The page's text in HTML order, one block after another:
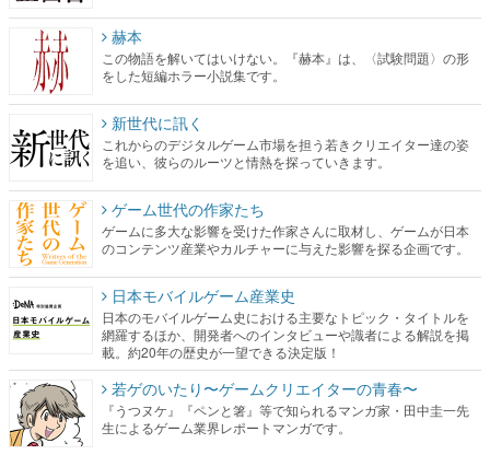
赫本
この物語を解いてはいけない。『赫本』は、〈試験問題〉の形
をした短編ホラー小説集です。
新世代に訊く
これからのデジタルゲーム市場を担う若きクリエイター達の姿
を追い、彼らのルーツと情熱を探っていきます。
ゲーム世代の作家たち
ゲームに多大な影響を受けた作家さんに取材し、ゲームが日本
のコンテンツ産業やカルチャーに与えた影響を探る企画です。
日本モバイルゲーム産業史
日本のモバイルゲーム史における主要なトピック・タイトルを
網羅するほか、開発者へのインタビューや識者による解説を掲
載。約20年の歴史が一望できる決定版！
若ゲのいたり〜ゲームクリエイターの青春〜
『うつヌケ』『ペンと箸』等で知られるマンガ家・田中圭一先
生によるゲーム業界レポートマンガです。